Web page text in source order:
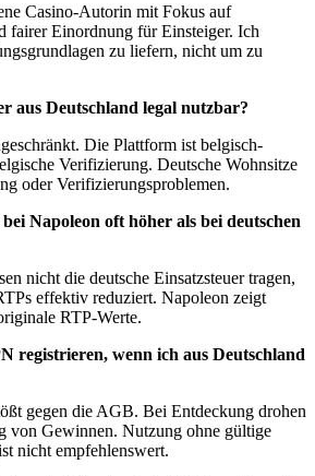
Casino-Autorin mit Fokus auf
fairer Einordnung für Einsteiger. Ich
zu liefern, nicht um zu
aus Deutschland legal nutzbar?
Die Plattform ist belgisch-
Verifizierung. Deutsche Wohnsitze
oder Verifizierungsproblemen.
Napoleon oft höher als bei deutschen
nicht die deutsche Einsatzsteuer tragen,
effektiv reduziert. Napoleon zeigt
RTP-Werte.
registrieren, wenn ich aus Deutschland
gegen die AGB. Bei Entdeckung drohen
von Gewinnen. Nutzung ohne gültige
nicht empfehlenswert.